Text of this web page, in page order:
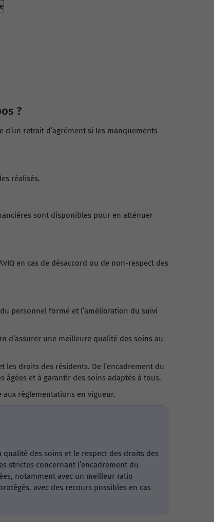
?
retrait d’agrément si les manquements
réalisés.
sont disponibles pour en atténuer
en cas de désaccord ou de non-respect des
personnel formé et l’amélioration du suivi
d’assurer une meilleure qualité des soins au
droits des résidents. De l’encadrement du
et à garantir des soins adaptés à tous.
réglementations en vigueur.
des soins et le respect des droits des
strictes concernant l’encadrement du
notamment avec un meilleur ratio
avec des recours possibles en cas